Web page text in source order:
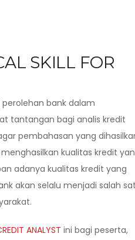
SKILL FOR
bank dalam
tantangan bagi analis kredit
pembahasan yang
kualitas kredit
adanya kualitas kredit yang
akan selalu menjadi salah
ANALYST ini bagi peserta,